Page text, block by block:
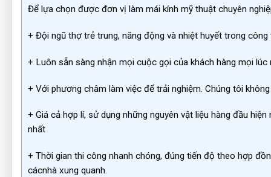
Để lựa chọn được đơn vị làm mái kính mỹ thuật chuyên
+ Đội ngũ thợ trẻ trung, năng động và nhiệt huyết trong
+ Luôn sẵn sàng nhận mọi cuộc gọi của khách hàng mọi
+ Với phương châm làm việc để trải nghiệm. Chúng tôi
+ Giá cả hợp lí, sử dụng những nguyên vật liệu hàng đầu
nhất
+ Thời gian thi công nhanh chóng, đúng tiến độ theo hợp
cácnhà xung quanh.